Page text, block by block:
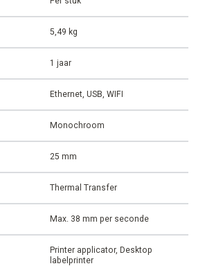
5,49 kg
1 jaar
Ethernet, USB, WIFI
Monochroom
25 mm
Thermal Transfer
Max. 38 mm per seconde
Printer applicator, Desktop
labelprinter